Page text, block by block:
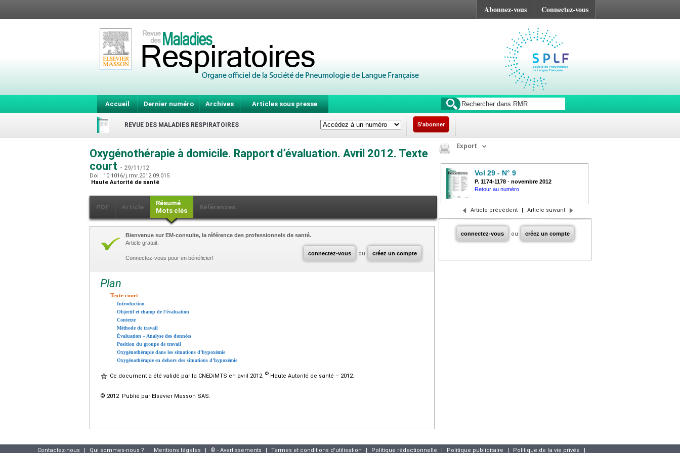
Abonnez-vous Connectez-vous
Accueil Dernier numéro Archives Articles sous presse
REVUE DES MALADIES RESPIRATOIRES S'abonner
Oxygénothérapie à domicile. Rapport d’évaluation. Avril 2012. Texte
court - 29/11/12
Doi : 10.1016/j.rmr.2012.09.015
Haute Autorité de santé
PDF Article
Résumé
Mots clés
Références
connectez-vous ou créez un compte
Bienvenue sur EM-consulte, la référence des professionnels de santé.
Article gratuit.
Connectez-vous pour en bénéficier!
Plan
Texte court
Introduction
Objectif et champ de l’évaluation
Contexte
Méthode de travail
Évaluation – Analyse des données
Position du groupe de travail
Oxygénothérapie dans les situations d’hypoxémie
Oxygénothérapie en dehors des situations d’hypoxémie
Ce document a été validé par la CNEDiMTS en avril 2012. © Haute Autorité de santé – 2012.
© 2012 Publié par Elsevier Masson SAS.
Export
Vol 29 - N° 9
P. 1174-1178 - novembre 2012
Retour au numéro
Article précédent | Article suivant
connectez-vous ou créez un compte
Contactez-nous | Qui sommes-nous ? | Mentions légales | © - Avertissements | Termes et conditions d'utilisation | Politique rédactionnelle | Politique publicitaire | Politique de la vie privée |